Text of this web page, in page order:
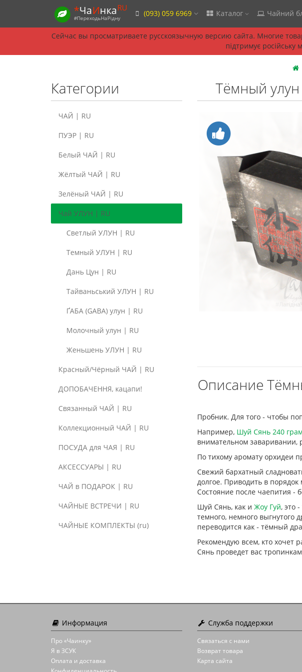
Сейчас вы просматриваете русскоязычную версию сайта. Многие
підтримує російську
*ЧаИнкаRU
#ПереходьНаРідну (093) 059 6969 Каталог Чайний
Категории
ЧАЙ | RU
ПУЭР | RU
Белый ЧАЙ | RU
Жёлтый ЧАЙ | RU
Зелёный ЧАЙ | RU
Чай УЛУН | RU
Светлый УЛУН | RU
Темный УЛУН | RU
Дань Цун | RU
Тайваньський УЛУН | RU
ҐАБА (GABA) улун | RU
Молочный улун | RU
Женьшень УЛУН | RU
Красный/Чёрный ЧАЙ | RU
ДОПОБАЧЕННЯ, кацапи!
Связанный ЧАЙ | RU
Коллекционный ЧАЙ | RU
ПОСУДА для ЧАЯ | RU
АКСЕССУАРЫ | RU
ЧАЙ в ПОДАРОК | RU
ЧАЙНЫЕ ВСТРЕЧИ | RU
ЧАЙНЫЕ КОМПЛЕКТЫ (ru)
Тёмный
Описание
Пробник. Для того - чтобы
Например, Шуй Сянь 240
внимательном заваривании,
По тихому аромату орхидеи
Свежий бархатный
долгое. Приводить в
Состояние после чаепития -
Шуй Сянь, как и Жоу Гуй, это
темного, немного выгнутого
переводится как - тёмный
Рекомендую всем, кто хочет
Сянь проведет вас
Информация
Про «Чаинку»
Я в ЗСУК
Оплата и доставка
Служба поддержки
Связаться с нами
Возврат товара
Карта сайта